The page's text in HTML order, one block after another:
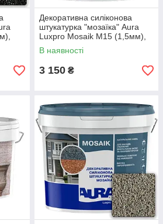
Декоративна силіконова
штукатурка "мозаїка" Aura
Luxpro Mosaik M15 (1,5мм),
B210, 15кг
В наявності
3 150 ₴